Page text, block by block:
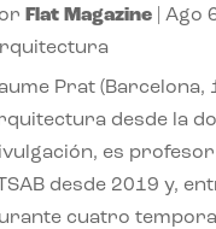
Flat Magazine |Ago
Prat (Barcelona,
desde la
es
desde 2019 y,
cuatro